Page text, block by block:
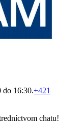
do 16:30.+421
chatu!